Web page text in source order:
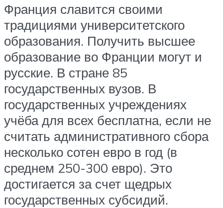
Франция славится своими
традициями университетского
образования. Получить высшее
образование во Франции могут и
русские. В стране 85
государственных вузов. В
государственных учреждениях
учёба для всех бесплатна, если не
считать административного сбора
несколько сотен евро в год (в
среднем 250-300 евро). Это
достигается за счет щедрых
государственных субсидий.